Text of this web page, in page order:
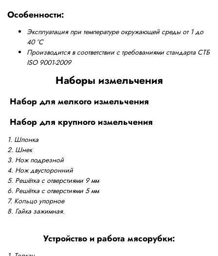
Особенности:
Эксплуатация при температуре окружающей среды от 1 до
40 °С
Производится в соответствии с требованиями стандарта СТБ
ISO 9001-2009
Наборы измельчения
Набор для мелкого измельчения
Набор для крупного измельчения
1. Шпонка
2. Шнек
3. Нож подрезной
4. Нож двусторонний
5. Решётка с отверстиями 9 мм
6. Решётка с отверстиями 5 мм
7. Кольцо упорное
8. Гайка зажимная.
Устройство и работа мясорубки: